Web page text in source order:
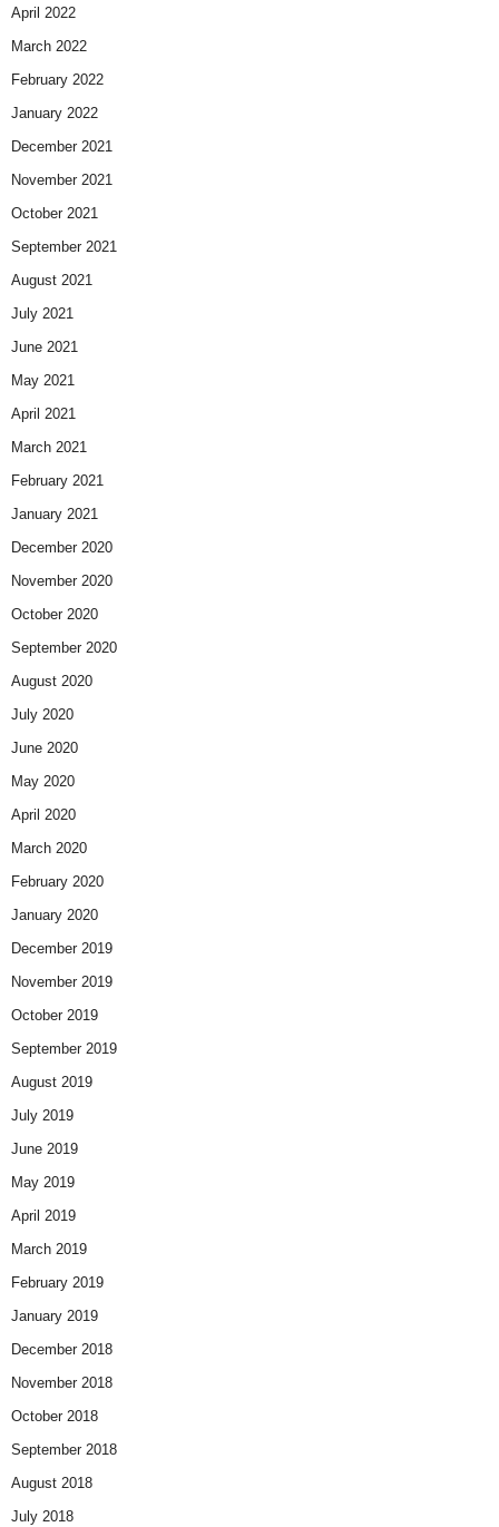
April 2022
March 2022
February 2022
January 2022
December 2021
November 2021
October 2021
September 2021
August 2021
July 2021
June 2021
May 2021
April 2021
March 2021
February 2021
January 2021
December 2020
November 2020
October 2020
September 2020
August 2020
July 2020
June 2020
May 2020
April 2020
March 2020
February 2020
January 2020
December 2019
November 2019
October 2019
September 2019
August 2019
July 2019
June 2019
May 2019
April 2019
March 2019
February 2019
January 2019
December 2018
November 2018
October 2018
September 2018
August 2018
July 2018